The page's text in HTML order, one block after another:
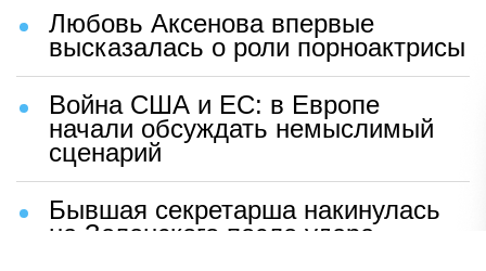
Любовь Аксенова впервые
высказалась о роли порноактрисы
Война США и ЕС: в Европе
начали обсуждать немыслимый
сценарий
Бывшая секретарша накинулась
на Зеленского после удара